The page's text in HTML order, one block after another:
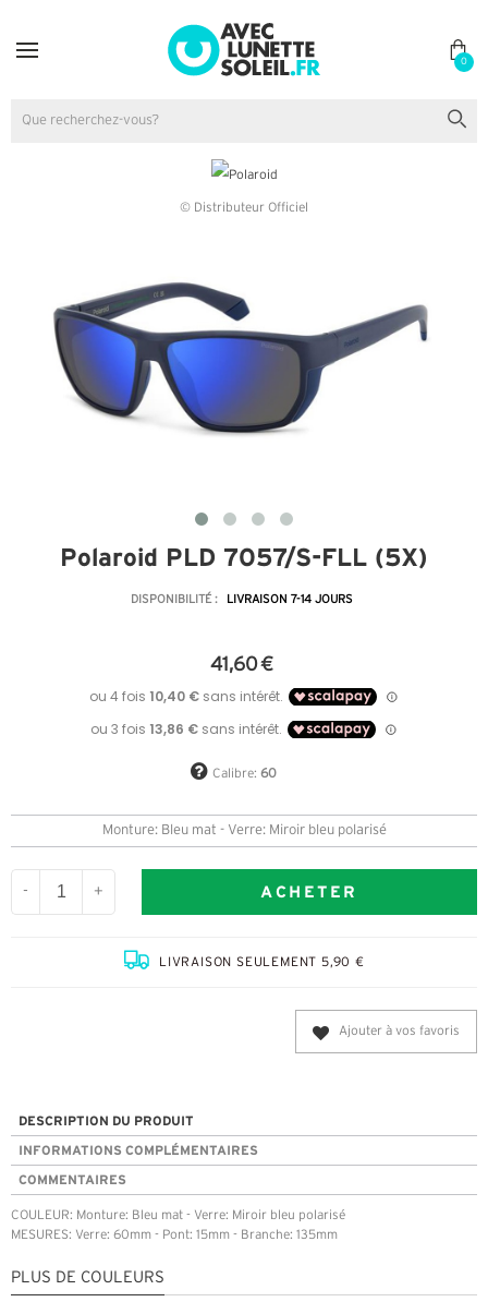
0
© Distributeur Officiel
Polaroid PLD 7057/S-FLL (5X)
DISPONIBILITÉ : LIVRAISON 7-14 JOURS
41,60 €
Calibre: 60
Monture: Bleu mat - Verre: Miroir bleu polarisé
- + ACHETER
LIVRAISON SEULEMENT 5,90 €
Ajouter à vos favoris
DESCRIPTION DU PRODUIT
INFORMATIONS COMPLÉMENTAIRES
COMMENTAIRES
COULEUR: Monture: Bleu mat - Verre: Miroir bleu polarisé
MESURES: Verre: 60mm - Pont: 15mm - Branche: 135mm
PLUS DE COULEURS